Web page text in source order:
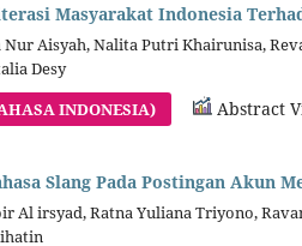
Masyarakat Indonesia
Nur Aisyah, Nalita Putri Khairunisa,
Desy
INDONESIA) Abstract
Slang Pada Postingan Akun
Al irsyad, Ratna Yuliana Triyono,